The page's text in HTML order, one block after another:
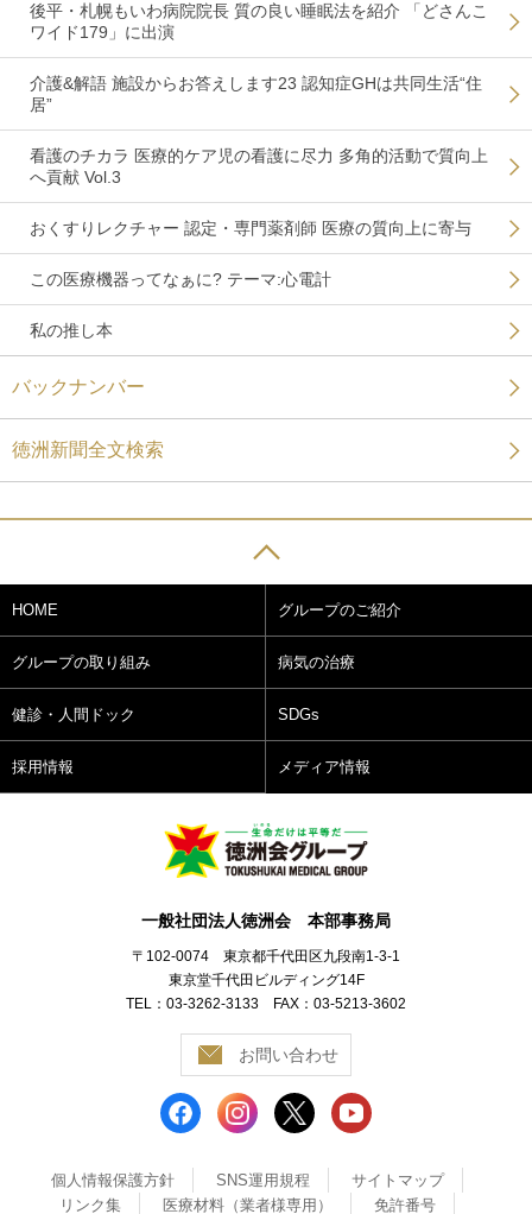
後平・札幌もいわ病院院長 質の良い睡眠法を紹介 「どさんこ
ワイド179」に出演
介護&解語 施設からお答えします23 認知症GHは共同生活“住
居”
看護のチカラ 医療的ケア児の看護に尽力 多角的活動で質向上
へ貢献 Vol.3
おくすりレクチャー 認定・専門薬剤師 医療の質向上に寄与
この医療機器ってなぁに? テーマ:心電計
私の推し本
バックナンバー
徳洲新聞全文検索
HOME グループのご紹介
グループの取り組み 病気の治療
健診・人間ドック SDGs
採用情報 メディア情報
一般社団法人徳洲会 本部事務局
〒102-0074 東京都千代田区九段南1-3-1
東京堂千代田ビルディング14F
TEL：03-3262-3133 FAX：03-5213-3602
お問い合わせ
個人情報保護方針 SNS運用規程
サイトマップ
リンク集
医療材料（業者様専用） 免許番号